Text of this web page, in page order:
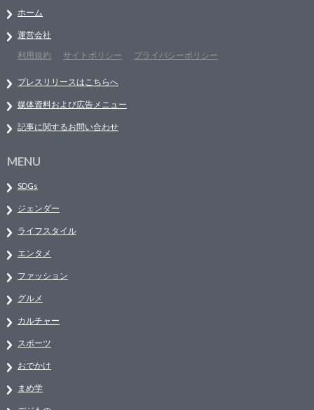
ホーム
運営会社
利用規約
サイトポリシー プライバシーポリシー
プレスリリースはこちらへ
媒体資料および広告メニュー
記事に関するお問い合わせ
MENU
SDGs
ジェンダー
ライフスタイル
エンタメ
ファッション
グルメ
カルチャー
スポーツ
おでかけ
まめ学